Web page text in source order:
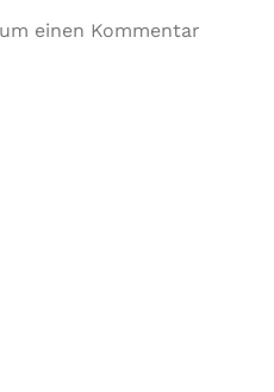
einen Kommentar